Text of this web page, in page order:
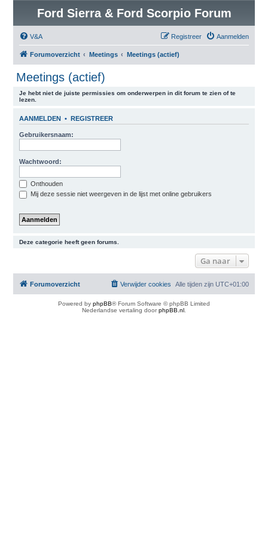
Ford Sierra & Ford Scorpio Forum
V&A Aanmelden
Registreer
Forumoverzicht Meetings Meetings (actief)
Meetings (actief)
Je hebt niet de juiste permissies om onderwerpen in dit forum te zien of te
lezen.
AANMELDEN • REGISTREER
Gebruikersnaam:
Wachtwoord:
Onthouden
Mij deze sessie niet weergeven in de lijst met online gebruikers
Deze categorie heeft geen forums.
Ga naar
Forumoverzicht Alle tijden zijn UTC+01:00
Verwijder cookies
Powered by phpBB® Forum Software © phpBB Limited
Nederlandse vertaling doorphpBB.nl